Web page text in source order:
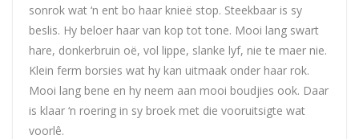
sonrok wat ‘n ent bo haar knieë stop. Steekbaar is sy
beslis. Hy beloer haar van kop tot tone. Mooi lang swart
hare, donkerbruin oë, vol lippe, slanke lyf, nie te maer nie.
Klein ferm borsies wat hy kan uitmaak onder haar rok.
Mooi lang bene en hy neem aan mooi boudjies ook. Daar
is klaar ‘n roering in sy broek met die vooruitsigte wat
voorlê.